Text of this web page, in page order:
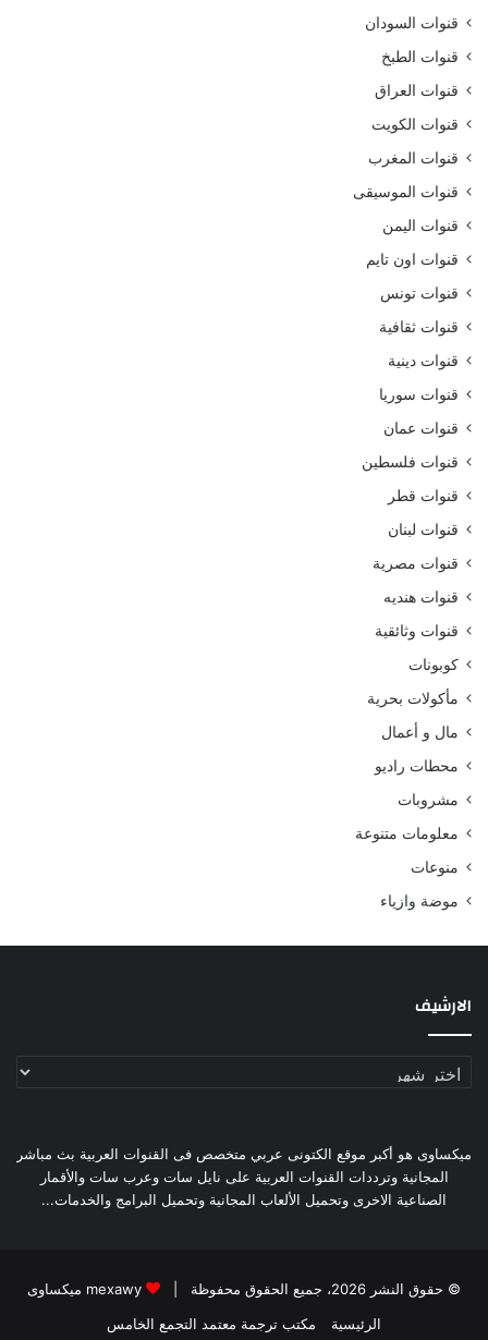
قنوات السودان
قنوات الطبخ
قنوات العراق
قنوات الكويت
قنوات المغرب
قنوات الموسيقى
قنوات اليمن
قنوات اون تايم
قنوات تونس
قنوات ثقافية
قنوات دينية
قنوات سوريا
قنوات عمان
قنوات فلسطين
قنوات قطر
قنوات لبنان
قنوات مصرية
قنوات هنديه
قنوات وثائقية
كوبونات
مأكولات بحرية
مال و أعمال
محطات راديو
مشروبات
معلومات متنوعة
منوعات
موضة وازياء
الارشيف
الارشيف
ميكساوى هو أكبر موقع الكتونى عربي متخصص فى القنوات العربية بث مباشر
المجانية وترددات القنوات العربية على نايل سات وعرب سات والأقمار
الصناعية الاخرى وتحميل الألعاب المجانية وتحميل البرامج والخدمات...
© حقوق النشر 2026، جميع الحقوق محفوظة |
mexawy ميكساوى
الرئيسية
مكتب ترجمة معتمد التجمع الخامس